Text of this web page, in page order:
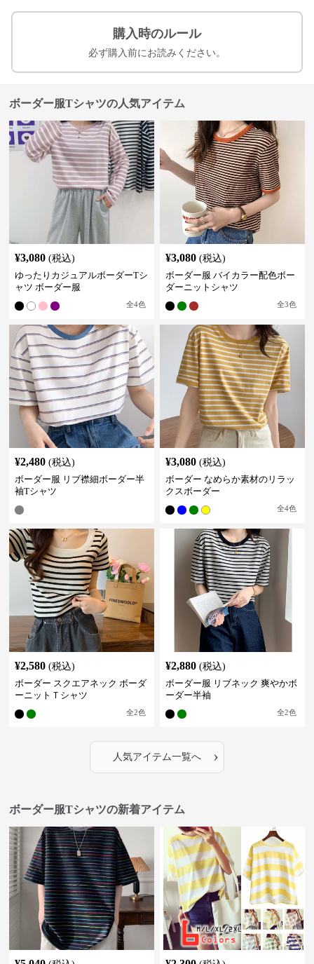
購入時のルール
必ず購入前にお読みください。
ボーダー服Tシャツの人気アイテム
¥3,080 (税込)
ゆったりカジュアルボーダーTシ
ャツ ボーダー服
全4色
¥3,080 (税込)
ボーダー服 バイカラー配色ボー
ダーニットシャツ
全3色
¥2,480 (税込)
ボーダー服 リブ襟細ボーダー半
袖Tシャツ
¥3,080 (税込)
ボーダー なめらか素材のリラッ
クスボーダー
全4色
¥2,580 (税込)
ボーダー スクエアネック ボーダ
ーニットＴシャツ
全2色
¥2,880 (税込)
ボーダー服 リブネック 爽やかボ
ーダー半袖
全2色
人気アイテム一覧へ ›
ボーダー服Tシャツの新着アイテム